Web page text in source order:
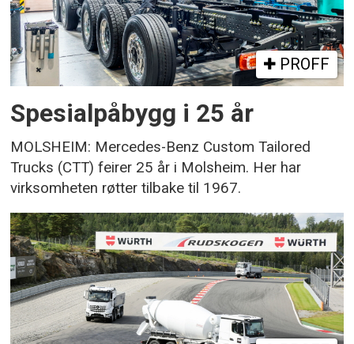
PROFF
Spesialpåbygg i 25 år
MOLSHEIM: Mercedes-Benz Custom Tailored
Trucks (CTT) feirer 25 år i Molsheim. Her har
virksomheten røtter tilbake til 1967.